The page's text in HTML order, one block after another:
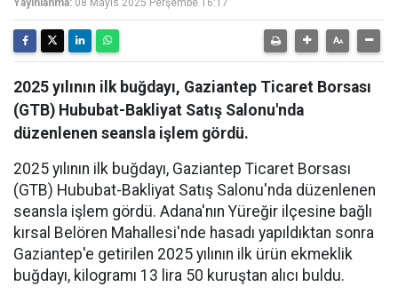
Yayınlanma: 08 Mayıs 2025 Perşembe 16:17
2025 yılının ilk buğdayı, Gaziantep Ticaret Borsası
(GTB) Hububat-Bakliyat Satış Salonu'nda
düzenlenen seansla işlem gördü.
2025 yılının ilk buğdayı, Gaziantep Ticaret Borsası
(GTB) Hububat-Bakliyat Satış Salonu'nda düzenlenen
seansla işlem gördü. Adana'nın Yüreğir ilçesine bağlı
kırsal Belören Mahallesi'nde hasadı yapıldıktan sonra
Gaziantep'e getirilen 2025 yılının ilk ürün ekmeklik
buğdayı, kilogramı 13 lira 50 kuruştan alıcı buldu.